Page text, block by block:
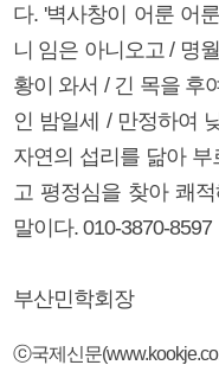
다. '벽사창이 어룬 어
니 임은 아니오고 / 명
황이 와서 / 긴 목을 후
인 밤일세 / 만정하여
자연의 섭리를 닮아
고 평정심을 찾아 쾌
말이다. 010-3870-8597
부산민학회장
ⓒ국제신문